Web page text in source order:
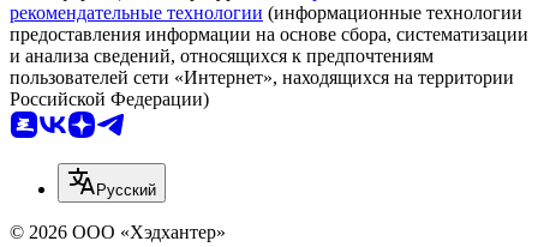
рекомендательные технологии (информационные технологии
предоставления информации на основе сбора, систематизации
и анализа сведений, относящихся к предпочтениям
пользователей сети «Интернет», находящихся на территории
Российской Федерации)
Русский
© 2026 ООО «Хэдхантер»